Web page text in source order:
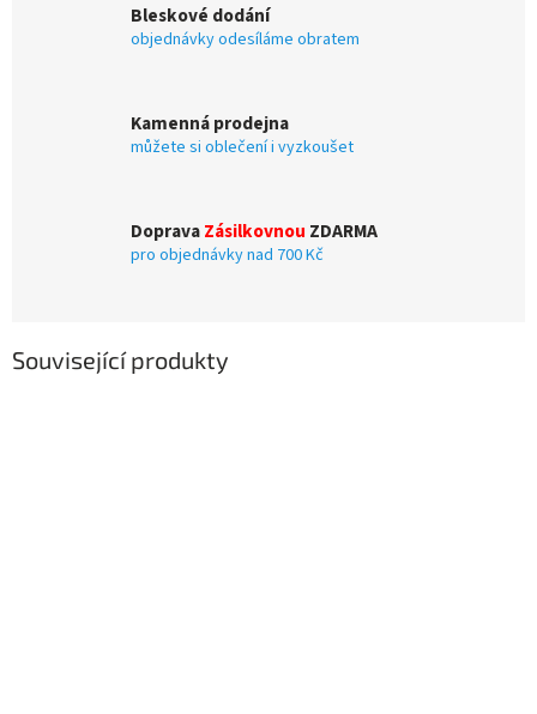
Bleskové dodání
objednávky odesíláme obratem
Kamenná prodejna
můžete si oblečení i vyzkoušet
DopravaZásilkovnou ZDARMA
pro objednávky nad 700 Kč
Související produkty